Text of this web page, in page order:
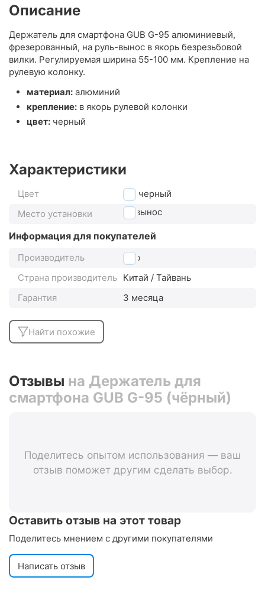
Описание
Держатель для смартфона GUB G-95 алюминиевый,
фрезерованный, на руль-вынос в якорь безрезьбовой
вилки. Регулируемая ширина 55-100 мм. Крепление на
рулевую колонку.
материал: алюминий
крепление: в якорь рулевой колонки
цвет: черный
Характеристики
Цвет
черный
Место установки
на вынос
Информация для покупателей
Производитель
Gub
Страна производитель Китай / Тайвань
Гарантия
3 месяца
Найти похожие
Отзывы на Держатель для
смартфона GUB G-95 (чёрный)
Поделитесь опытом использования — ваш
отзыв поможет другим сделать выбор.
Оставить отзыв на этот товар
Поделитесь мнением с другими покупателями
Написать отзыв